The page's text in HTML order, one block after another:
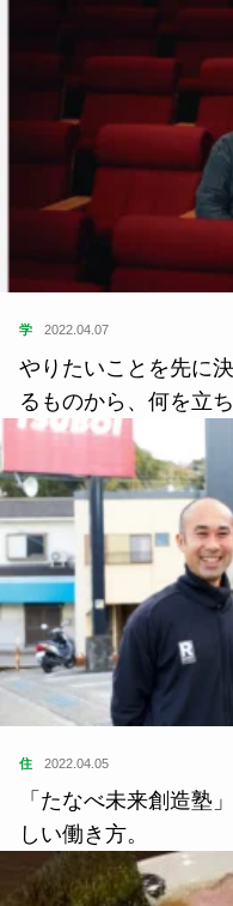
学 2022.04.07
やりたいことを先に
るものから、何を立
住 2022.04.05
「たなべ未来創造塾
しい働き方。